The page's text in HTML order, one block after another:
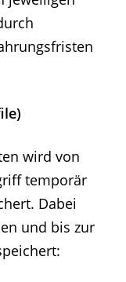
wird von
temporär
Dabei
und bis zur